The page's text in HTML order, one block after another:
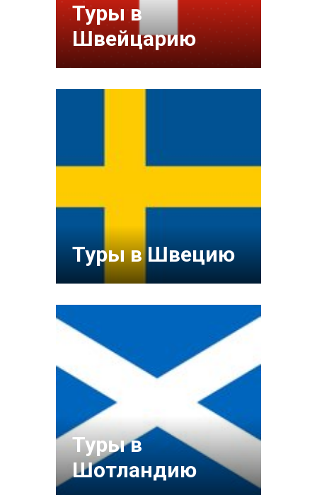
Туры в
Швейцарию
Туры в Швецию
Туры в
Шотландию